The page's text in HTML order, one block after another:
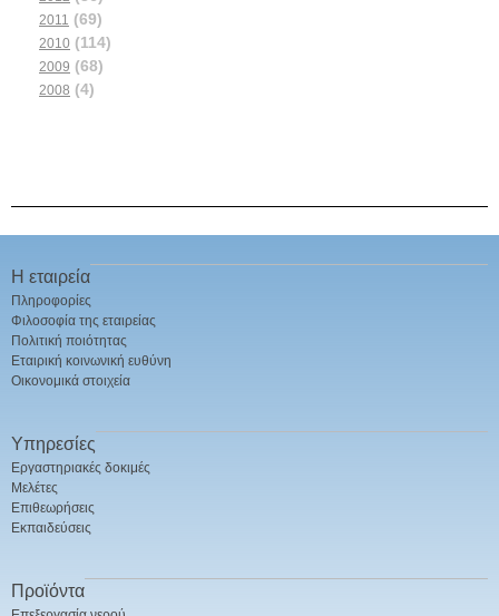
2011 (69)
2010 (114)
2009 (68)
2008 (4)
Η εταιρεία
Πληροφορίες
Φιλοσοφία της εταιρείας
Πολιτική ποιότητας
Εταιρική κοινωνική ευθύνη
Οικονομικά στοιχεία
Υπηρεσίες
Εργαστηριακές δοκιμές
Μελέτες
Επιθεωρήσεις
Εκπαιδεύσεις
Προϊόντα